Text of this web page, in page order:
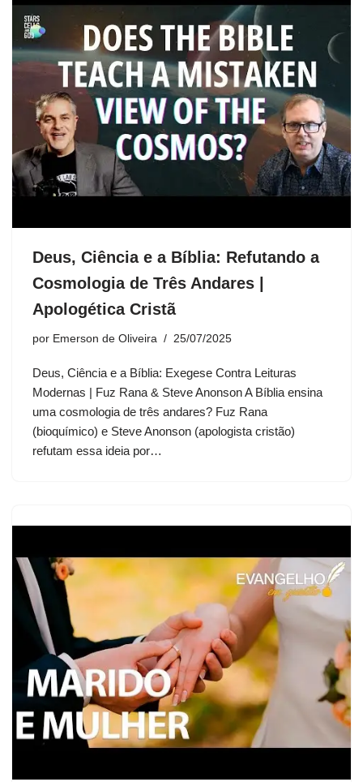
Deus, Ciência e a Bíblia: Refutando a
Cosmologia de Três Andares |
Apologética Cristã
por Emerson de Oliveira 25/07/2025
Deus, Ciência e a Bíblia: Exegese Contra Leituras
Modernas | Fuz Rana & Steve Anonson A Bíblia ensina
uma cosmologia de três andares? Fuz Rana
(bioquímico) e Steve Anonson (apologista cristão)
refutam essa ideia por…